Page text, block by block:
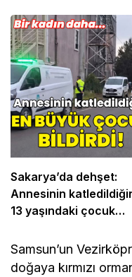
Sakarya’da dehşet:
Annesinin
13 yaşındaki çocuk
Samsun’un
doğaya kırmızı